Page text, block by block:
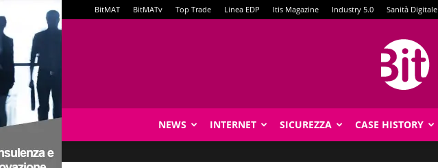
BitMAT BitMATv Top Trade Linea EDP Itis Magazine Industry 5.0 Sanità Digitale
NEWS INTERNET SICUREZZA CASE HISTORY